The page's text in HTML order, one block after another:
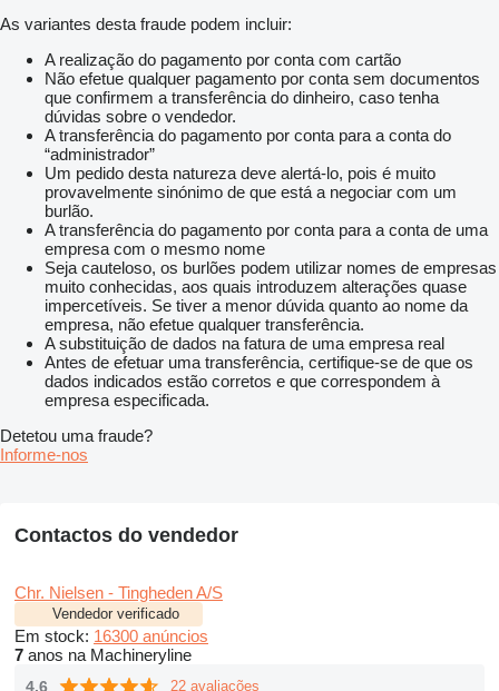
As variantes desta fraude podem incluir:
A realização do pagamento por conta com cartão
Não efetue qualquer pagamento por conta sem documentos
que confirmem a transferência do dinheiro, caso tenha
dúvidas sobre o vendedor.
A transferência do pagamento por conta para a conta do
“administrador”
Um pedido desta natureza deve alertá-lo, pois é muito
provavelmente sinónimo de que está a negociar com um
burlão.
A transferência do pagamento por conta para a conta de uma
empresa com o mesmo nome
Seja cauteloso, os burlões podem utilizar nomes de empresas
muito conhecidas, aos quais introduzem alterações quase
impercetíveis. Se tiver a menor dúvida quanto ao nome da
empresa, não efetue qualquer transferência.
A substituição de dados na fatura de uma empresa real
Antes de efetuar uma transferência, certifique-se de que os
dados indicados estão corretos e que correspondem à
empresa especificada.
Detetou uma fraude?
Informe-nos
Contactos do vendedor
Chr. Nielsen - Tingheden A/S
Vendedor verificado
Em stock: 16300 anúncios
7 anos na Machineryline
4.6 22 avaliações